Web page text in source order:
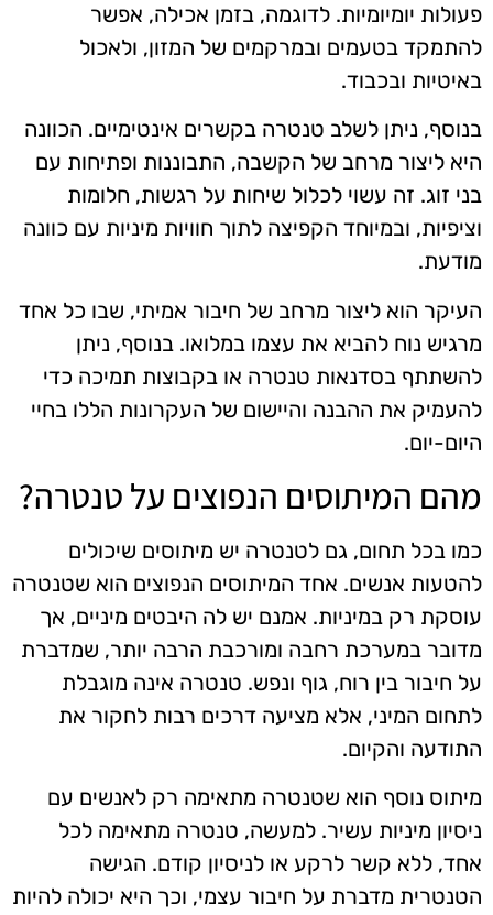
פעולות יומיומיות. לדוגמה, בזמן אכילה, אפשר
להתמקד בטעמים ובמרקמים של המזון, ולאכול
באיטיות ובכבוד.
בנוסף, ניתן לשלב טנטרה בקשרים אינטימיים. הכוונה
היא ליצור מרחב של הקשבה, התבוננות ופתיחות עם
בני זוג. זה עשוי לכלול שיחות על רגשות, חלומות
וציפיות, ובמיוחד הקפיצה לתוך חוויות מיניות עם כוונה
מודעת.
העיקר הוא ליצור מרחב של חיבור אמיתי, שבו כל אחד
מרגיש נוח להביא את עצמו במלואו. בנוסף, ניתן
להשתתף בסדנאות טנטרה או בקבוצות תמיכה כדי
להעמיק את ההבנה והיישום של העקרונות הללו בחיי
היום-יום.
מהם המיתוסים הנפוצים על טנטרה?
כמו בכל תחום, גם לטנטרה יש מיתוסים שיכולים
להטעות אנשים. אחד המיתוסים הנפוצים הוא שטנטרה
עוסקת רק במיניות. אמנם יש לה היבטים מיניים, אך
מדובר במערכת רחבה ומורכבת הרבה יותר, שמדברת
על חיבור בין רוח, גוף ונפש. טנטרה אינה מוגבלת
לתחום המיני, אלא מציעה דרכים רבות לחקור את
התודעה והקיום.
מיתוס נוסף הוא שטנטרה מתאימה רק לאנשים עם
ניסיון מיניות עשיר. למעשה, טנטרה מתאימה לכל
אחד, ללא קשר לרקע או לניסיון קודם. הגישה
הטנטרית מדברת על חיבור עצמי, וכך היא יכולה להיות